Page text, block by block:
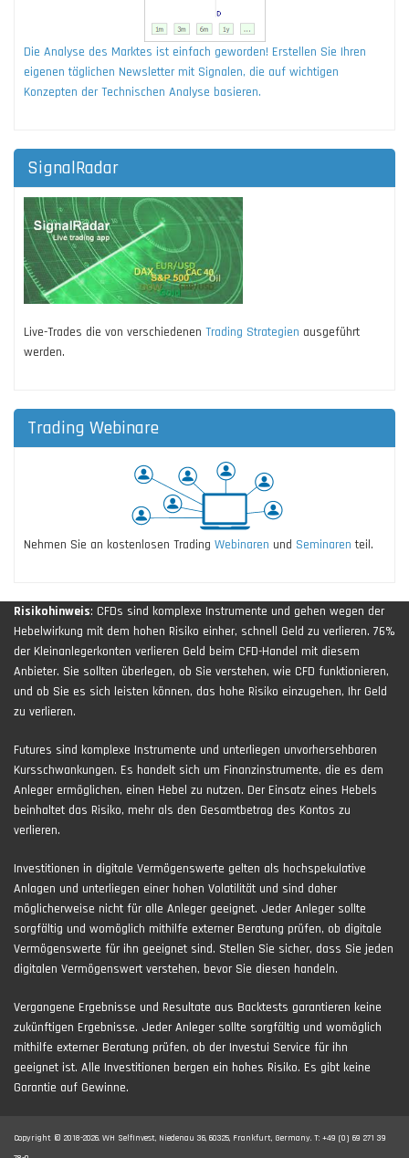
Die Analyse des Marktes ist einfach geworden! Erstellen Sie Ihren
eigenen täglichen Newsletter mit Signalen, die auf wichtigen
Konzepten der Technischen Analyse basieren.
SignalRadar
Live-Trades die von verschiedenen Trading Strategien ausgeführt
werden.
Trading Webinare
Nehmen Sie an kostenlosen Trading Webinaren und Seminaren teil.
Risikohinweis: CFDs sind komplexe Instrumente und gehen wegen der
Hebelwirkung mit dem hohen Risiko einher, schnell Geld zu verlieren. 76%
der Kleinanlegerkonten verlieren Geld beim CFD-Handel mit diesem
Anbieter. Sie sollten überlegen, ob Sie verstehen, wie CFD funktionieren,
und ob Sie es sich leisten können, das hohe Risiko einzugehen, Ihr Geld
zu verlieren.
Futures sind komplexe Instrumente und unterliegen unvorhersehbaren
Kursschwankungen. Es handelt sich um Finanzinstrumente, die es dem
Anleger ermöglichen, einen Hebel zu nutzen. Der Einsatz eines Hebels
beinhaltet das Risiko, mehr als den Gesamtbetrag des Kontos zu
verlieren.
Investitionen in digitale Vermögenswerte gelten als hochspekulative
Anlagen und unterliegen einer hohen Volatilität und sind daher
möglicherweise nicht für alle Anleger geeignet. Jeder Anleger sollte
sorgfältig und womöglich mithilfe externer Beratung prüfen, ob digitale
Vermögenswerte für ihn geeignet sind. Stellen Sie sicher, dass Sie jeden
digitalen Vermögenswert verstehen, bevor Sie diesen handeln.
Vergangene Ergebnisse und Resultate aus Backtests garantieren keine
zukünftigen Ergebnisse. Jeder Anleger sollte sorgfältig und womöglich
mithilfe externer Beratung prüfen, ob der Investui Service für ihn
geeignet ist. Alle Investitionen bergen ein hohes Risiko. Es gibt keine
Garantie auf Gewinne.
Copyright © 2018-2026. WH SelfInvest, Niedenau 36, 60325, Frankfurt, Germany. T: +49 (0) 69 271 39